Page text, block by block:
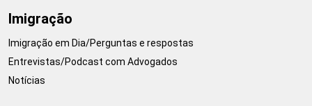
Imigração
Imigração em Dia/Perguntas e respostas
Entrevistas/Podcast com Advogados
Notícias